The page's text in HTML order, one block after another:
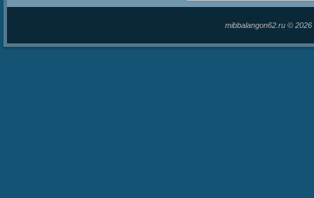
mibbalangon62.ru ©